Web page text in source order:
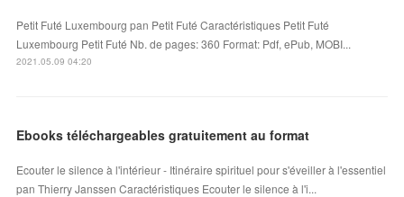
Petit Futé Luxembourg pan Petit Futé Caractéristiques Petit Futé
Luxembourg Petit Futé Nb. de pages: 360 Format: Pdf, ePub, MOBI...
2021.05.09 04:20
Ebooks téléchargeables gratuitement au format
Ecouter le silence à l'intérieur - Itinéraire spirituel pour s'éveiller à l'essentiel
pan Thierry Janssen Caractéristiques Ecouter le silence à l'i...